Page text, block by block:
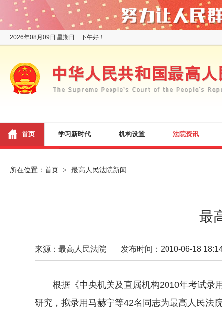
2026年08月09日 星期日 下午好！
首页 学习新时代 机构设置 法院资讯
所在位置： 首页 > 最高人民法院新闻
最
来源：最高人民法院 发布时间：2010-06-18
根据《中央机关及直属机构2010年考试录用
研究，拟录用马赫宁等42名同志为最高人民法